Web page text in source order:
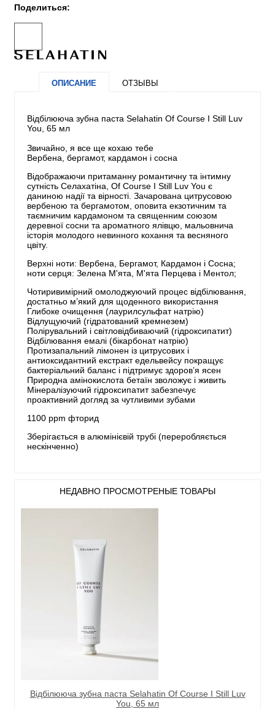
Поделиться:
ОПИСАНИЕ ОТЗЫВЫ
Відбілююча зубна паста Selahatin Of Course I Still Luv
You, 65 мл
Звичайно, я все ще кохаю тебе
Вербена, бергамот, кардамон і сосна
Відображаючи притаманну романтичну та інтимну
сутність Селахатіна, Of Course I Still Luv You є
даниною надії та вірності. Зачарована цитрусовою
вербеною та бергамотом, оповита екзотичним та
таємничим кардамоном та священним союзом
деревної сосни та ароматного ялівцю, мальовнича
історія молодого невинного кохання та весняного
цвіту.
Верхні ноти: Вербена, Бергамот, Кардамон і Сосна;
ноти серця: Зелена М'ята, М'ята Перцева і Ментол;
Чотиривимірний омолоджуючий процес відбілювання,
достатньо м’який для щоденного використання
Глибоке очищення (лаурилсульфат натрію)
Відлущуючий (гідратований кремнезем)
Полірувальний і світловідбиваючий (гідроксипатит)
Відбілювання емалі (бікарбонат натрію)
Протизапальний лімонен із цитрусових і
антиоксидантний екстракт едельвейсу покращує
бактеріальний баланс і підтримує здоров’я ясен
Природна амінокислота бетаїн зволожує і живить
Мінералізуючий гідроксипатит забезпечує
проактивний догляд за чутливими зубами
1100 ppm фторид
Зберігається в алюмінієвій трубі (переробляється
нескінченно)
НЕДАВНО ПРОСМОТРЕНЫЕ ТОВАРЫ
Відбілююча зубна паста Selahatin Of Course I Still Luv
You, 65 мл